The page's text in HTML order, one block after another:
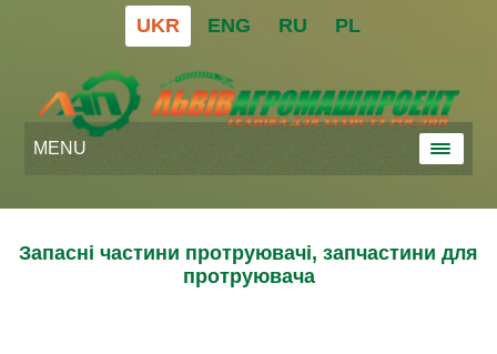
UKR ENG RU PL
MENU
Запасні частини протруювачі, запчастини для
протруювача